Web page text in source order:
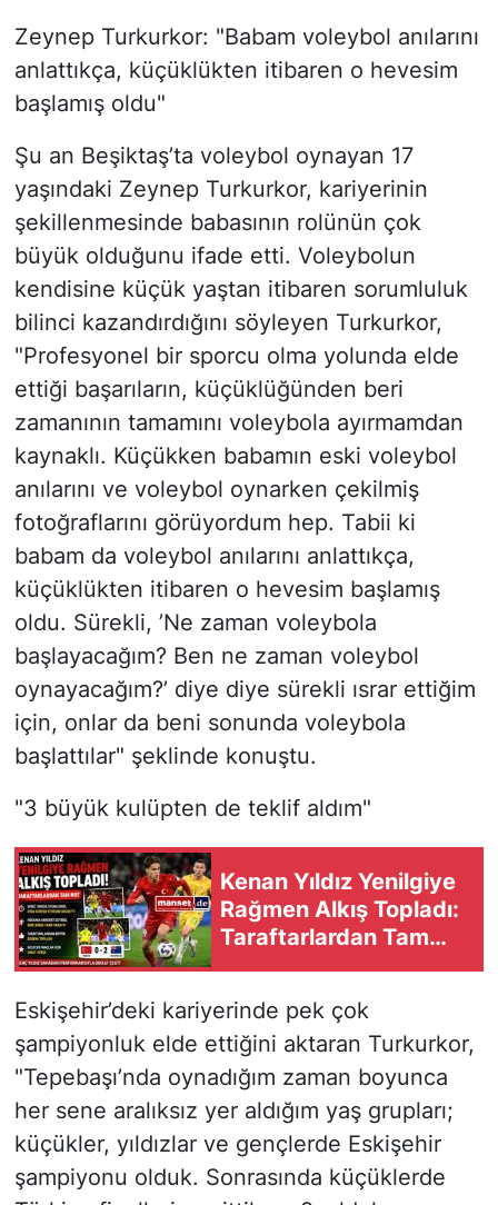
Zeynep Turkurkor: "Babam voleybol anılarını
anlattıkça, küçüklükten itibaren o hevesim
başlamış oldu"
Şu an Beşiktaş’ta voleybol oynayan 17
yaşındaki Zeynep Turkurkor, kariyerinin
şekillenmesinde babasının rolünün çok
büyük olduğunu ifade etti. Voleybolun
kendisine küçük yaştan itibaren sorumluluk
bilinci kazandırdığını söyleyen Turkurkor,
"Profesyonel bir sporcu olma yolunda elde
ettiği başarıların, küçüklüğünden beri
zamanının tamamını voleybola ayırmamdan
kaynaklı. Küçükken babamın eski voleybol
anılarını ve voleybol oynarken çekilmiş
fotoğraflarını görüyordum hep. Tabii ki
babam da voleybol anılarını anlattıkça,
küçüklükten itibaren o hevesim başlamış
oldu. Sürekli, ’Ne zaman voleybola
başlayacağım? Ben ne zaman voleybol
oynayacağım?’ diye diye sürekli ısrar ettiğim
için, onlar da beni sonunda voleybola
başlattılar" şeklinde konuştu.
"3 büyük kulüpten de teklif aldım"
Kenan Yıldız Yenilgiye
Rağmen Alkış Topladı:
Taraftarlardan Tam
Not
Eskişehir’deki kariyerinde pek çok
şampiyonluk elde ettiğini aktaran Turkurkor,
"Tepebaşı’nda oynadığım zaman boyunca
her sene aralıksız yer aldığım yaş grupları;
küçükler, yıldızlar ve gençlerde Eskişehir
şampiyonu olduk. Sonrasında küçüklerde